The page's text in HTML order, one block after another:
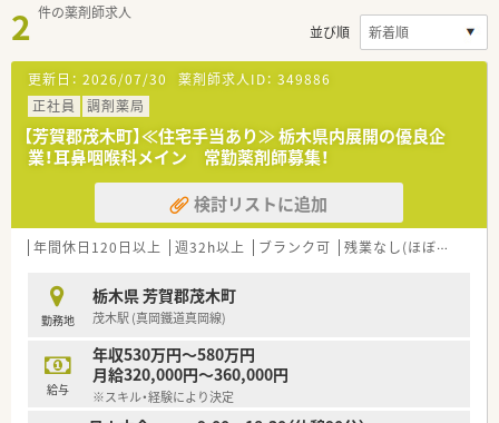
2 件の薬剤師求人
並び順
更新日： 2026/07/30 薬剤師求人ID： 349886
正社員
調剤薬局
【芳賀郡茂木町】≪住宅手当あり≫ 栃木県内展開の優良企
業！耳鼻咽喉科メイン 常勤薬剤師募集！
検討リストに追加
年間休日120日以上 週32h以上 ブランク可 残業なし(ほぼなし含む)
勤務地
栃木県 芳賀郡茂木町
茂木駅 (真岡鐵道真岡線)
給与
年収530万円～580万円
月給320,000円～360,000円
※スキル・経験により決定